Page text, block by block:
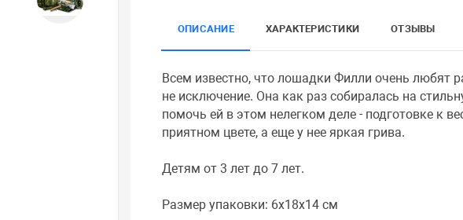
ОПИСАНИЕ ХАРАКТЕРИСТИКИ ОТЗЫВЫ
Всем известно, что лошадки Филли очень любят
не исключение. Она как раз собиралась на
помочь ей в этом нелегком деле - подготовке к
приятном цвете, а еще у нее яркая грива.
Детям от 3 лет до 7 лет.
Размер упаковки: 6x18x14 см